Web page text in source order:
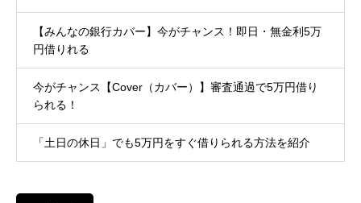
【みんなの銀行カバー】今がチャンス！即日・無金利5万
円借りれる
今がチャンス【Cover（カバー）】審査通過で5万円借り
られる！
「土日の休日」でも5万円をすぐ借りられる方法を紹介